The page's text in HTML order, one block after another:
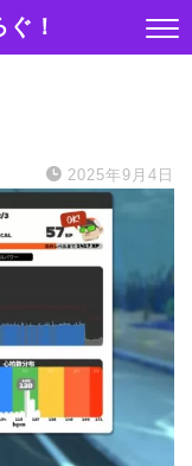
！
2025年9月4日